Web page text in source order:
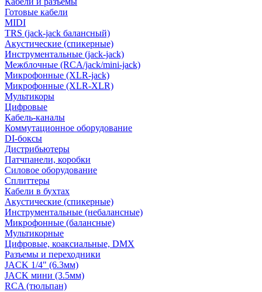
Готовые кабели
MIDI
TRS (jack-jack балансный)
Акустические (спикерные)
Инструментальные (jack-jack)
Межблочные (RCA/jack/mini-jack)
Микрофонные (XLR-jack)
Микрофонные (XLR-XLR)
Мультикоры
Цифровые
Кабель-каналы
Коммутационное оборудование
DI-боксы
Дистрибьютеры
Патчпанели, коробки
Силовое оборудование
Сплиттеры
Кабели в бухтах
Акустические (спикерные)
Инструментальные (небалансные)
Микрофонные (балансные)
Мультикорные
Цифровые, коаксиальные, DMX
Разъемы и переходники
JACK 1/4" (6.3мм)
JACK мини (3.5мм)
RCA (тюльпан)